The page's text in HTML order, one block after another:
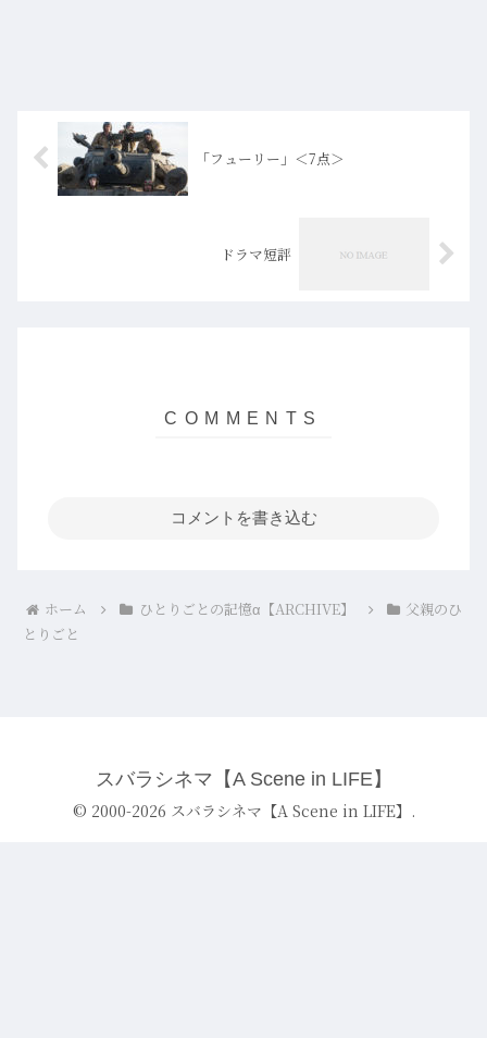
「フューリー」＜7点＞
ドラマ短評
コメントを書き込む
ホーム ひとりごとの記憶α【ARCHIVE】
父親のひ
とりごと
スバラシネマ【A Scene in LIFE】
© 2000-2026 スバラシネマ【A Scene in LIFE】.